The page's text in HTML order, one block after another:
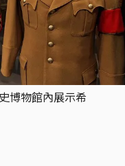
博物館內展示希